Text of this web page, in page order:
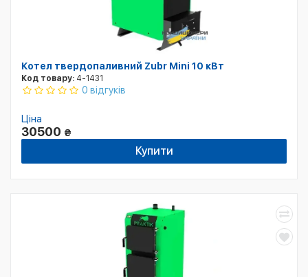
Котел твердопаливний Zubr Mini 10 кВт
Код товару: 4-1431
0 відгуків
Ціна
30500 ₴
Купити